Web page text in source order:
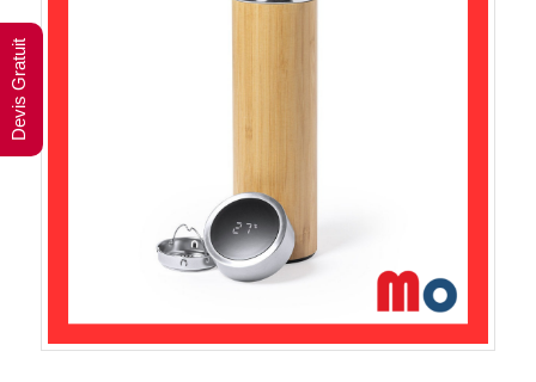
Devis Gratuit